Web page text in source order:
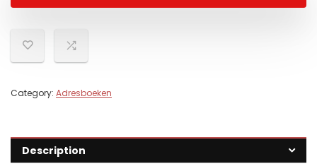
Category: Adresboeken
Description